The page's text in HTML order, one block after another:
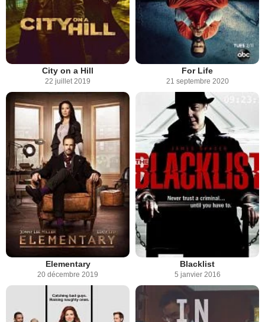
City on a Hill
22 juillet 2019
For Life
21 septembre 2020
Elementary
20 décembre 2019
Blacklist
5 janvier 2016